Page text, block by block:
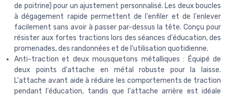
de poitrine) pour un ajustement personnalisé. Les deux boucles
à dégagement rapide permettent de l'enfiler et de l'enlever
facilement sans avoir à passer par-dessus la tête. Conçu pour
résister aux fortes tractions lors des séances d'éducation, des
promenades, des randonnées et de l'utilisation quotidienne.
Anti-traction et deux mousquetons métalliques : Équipé de
deux points d'attache en métal robuste pour la laisse.
L'attache avant aide à réduire les comportements de traction
pendant l'éducation, tandis que l'attache arrière est idéale